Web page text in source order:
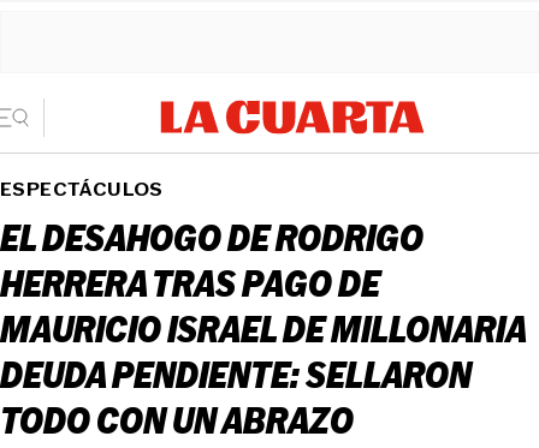
ESPECTÁCULOS
EL DESAHOGO DE RODRIGO
HERRERA TRAS PAGO DE
MAURICIO ISRAEL DE MILLONARIA
DEUDA PENDIENTE: SELLARON
TODO CON UN ABRAZO